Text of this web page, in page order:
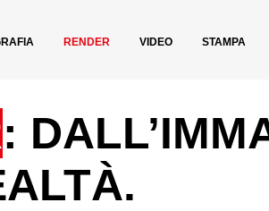
:
RENDER VIDEO STAMPA